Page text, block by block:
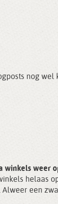
nog wel
winkels weer
helaas
een